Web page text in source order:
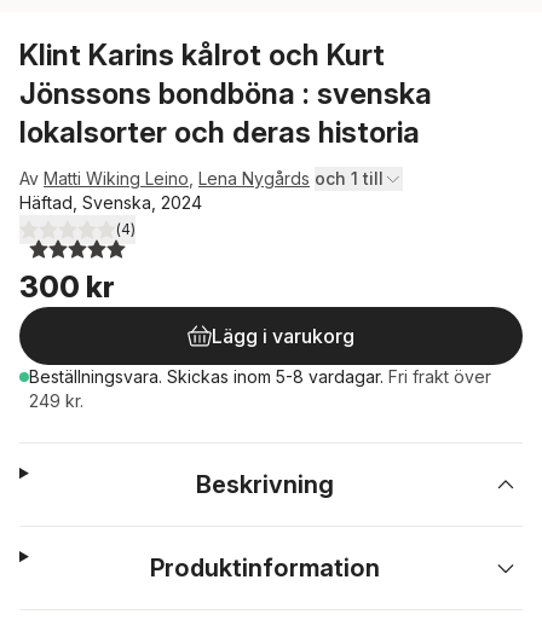
Klint Karins kålrot och Kurt
Jönssons bondböna : svenska
lokalsorter och deras historia
Av Matti Wiking Leino Lena Nygårds och 1 till
Häftad, Svenska, 2024
5,0utav 5 stjärnor. Totalt antal röster:
(4)
300 kr
Lägg i varukorg
Beställningsvara. Skickas inom 5-8 vardagar. Fri frakt över
249 kr.
Beskrivning
Produktinformation